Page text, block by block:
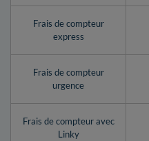
Frais de compteur
express
Frais de compteur
urgence
Frais de compteur avec
Linky